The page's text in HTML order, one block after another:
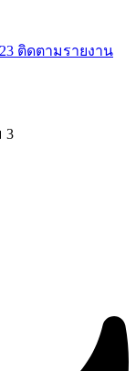
ติดตามรายงาน
3